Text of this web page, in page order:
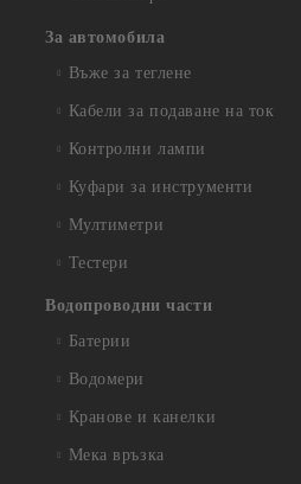
За автомобила
Въже за теглене
Кабели за подаване на ток
Контролни лампи
Куфари за инструменти
Мултиметри
Тестери
Водопроводни части
Батерии
Водомери
Кранове и канелки
Мека връзка